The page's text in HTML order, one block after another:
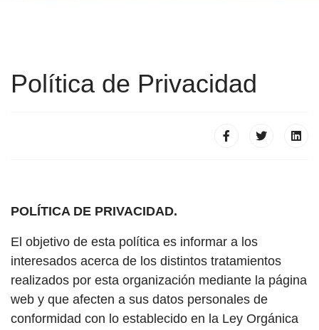
Política de Privacidad
POLÍTICA DE PRIVACIDAD.
El objetivo de esta política es informar a los
interesados acerca de los distintos tratamientos
realizados por esta organización mediante la página
web y que afecten a sus datos personales de
conformidad con lo establecido en la Ley Orgánica